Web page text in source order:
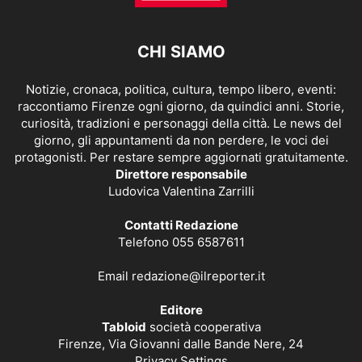
CHI SIAMO
Notizie, cronaca, politica, cultura, tempo libero, eventi:
raccontiamo Firenze ogni giorno, da quindici anni. Storie,
curiosità, tradizioni e personaggi della città. Le news del
giorno, gli appuntamenti da non perdere, le voci dei
protagonisti. Per restare sempre aggiornati gratuitamente.
Direttore responsabile
Ludovica Valentina Zarrilli
Contatti Redazione
Telefono 055 6587611
Email redazione@ilreporter.it
Editore
Tabloid società cooperativa
Firenze, Via Giovanni dalle Bande Nere, 24